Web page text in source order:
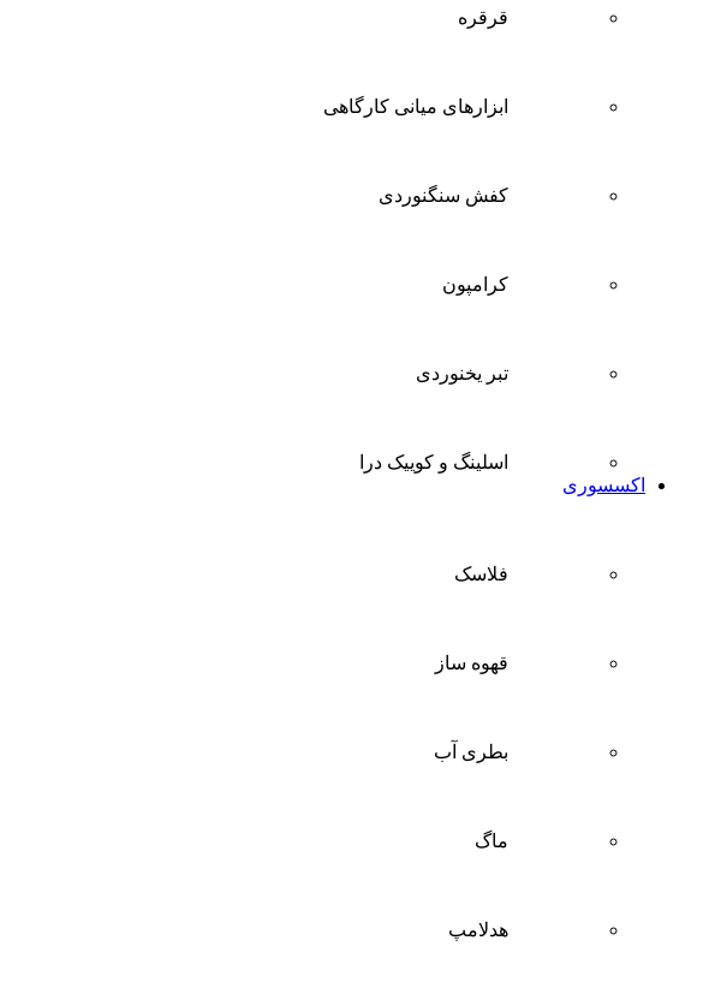
قرقره
ابزارهای میانی کارگاهی
کفش سنگنوردی
کرامپون
تبر یخنوردی
اسلینگ و کوییک درا
اکسسوری
فلاسک
قهوه ساز
بطری آب
ماگ
هدلامپ